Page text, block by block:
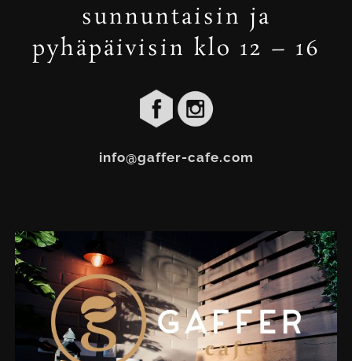
sunnuntaisin ja
pyhäpäivisin klo 12 – 16
info@gaffer-cafe.com